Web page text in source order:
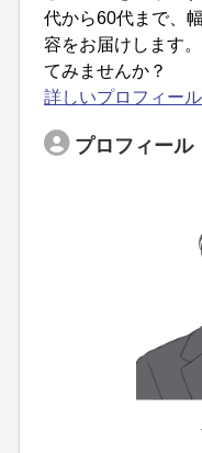
代から60代まで、
容をお届けします
てみませんか？
詳しいプロフィー
プロフィール